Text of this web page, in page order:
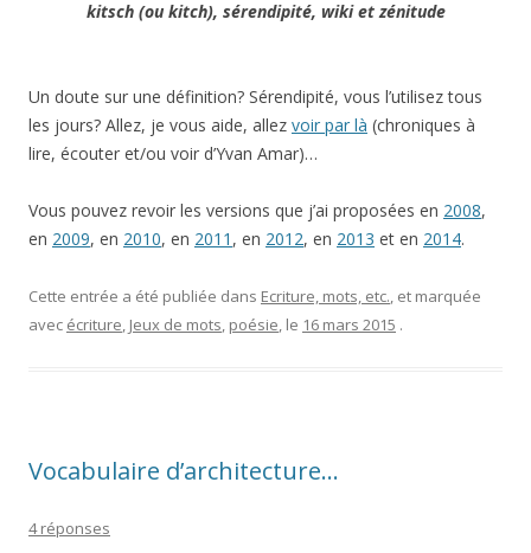
kitsch (ou kitch), sérendipité, wiki et zénitude
Un doute sur une définition? Sérendipité, vous l’utilisez tous
les jours? Allez, je vous aide, allez voir par là (chroniques à
lire, écouter et/ou voir d’Yvan Amar)…
Vous pouvez revoir les versions que j’ai proposées en 2008,
en 2009, en 2010, en 2011 , en 2012, en 2013 et en 2014.
Cette entrée a été publiée dans Ecriture, mots, etc., et marquée
avec écriture, Jeux de mots, poésie, le 16 mars 2015 .
Vocabulaire d’architecture…
4 réponses